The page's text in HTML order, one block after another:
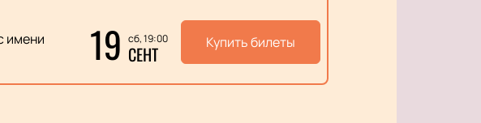
имени
19 сб, 19:00
СЕНТ Купить билеты